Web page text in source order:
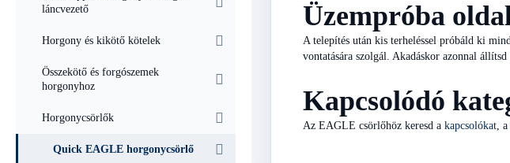
láncvezető
Horgony és kikötő kötelek
Összekötő és forgószemek
horgonyhoz
Horgonycsörlők
Quick EAGLE horgonycsörlő
Üzempróba
A telepítés után kis terheléssel próbáld ki
vontatására szolgál. Akadáskor azonnal állítsd
Kapcsolódó
Az EAGLE csörlőhöz keresd a kapcsolókat, a